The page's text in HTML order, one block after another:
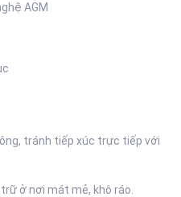
AGM
tránh tiếp xúc trực tiếp với
ở nơi mát mẻ, khô ráo.